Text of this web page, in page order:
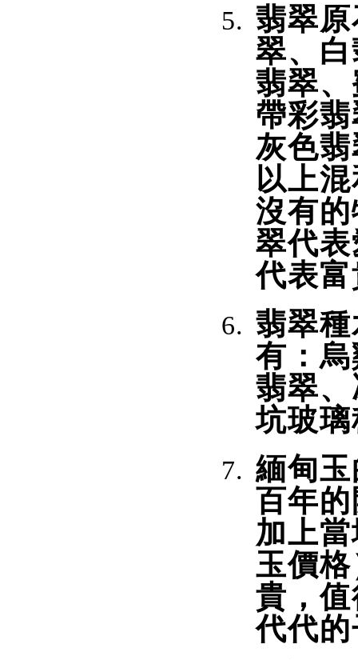
翡翠
翠、
翡翠
帶彩
灰色
以上
沒有
翠代
代表
翡翠
有：
翡翠
坑玻
緬甸
百年
加上
玉價
貴，
代代